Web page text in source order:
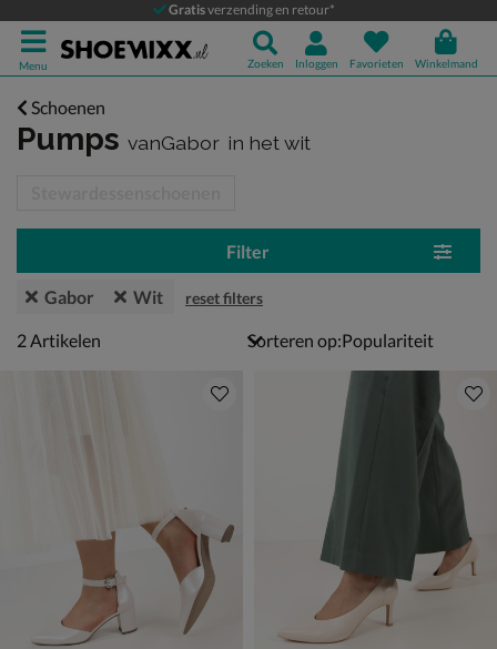
Gratisverzending en retour*
Menu Zoeken Inloggen Favorieten Winkelmand
Schoenen
Pumps vanGabor in het wit
Filter
Gabor Wit reset filters
2 artikelen
2Artikelen Sorteren op: